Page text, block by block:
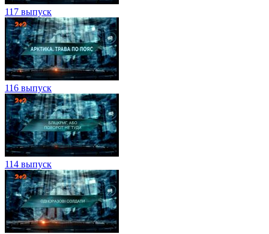
117 выпуск
116 выпуск
114 выпуск